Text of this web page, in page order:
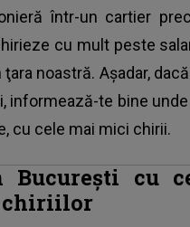
într-un cartier
cu mult peste
noastră. Aşadar,
informează-te bine
cu cele mai mici chirii.
Bucureşti cu
chiriilor